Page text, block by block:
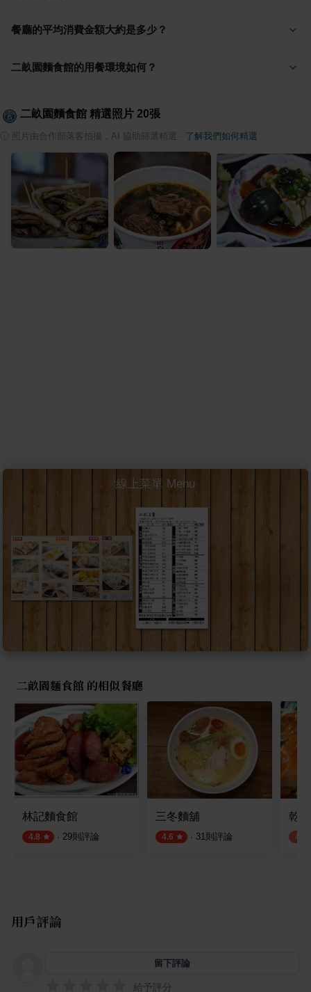
餐廳的平均消費金額大約是多少？
二畝園麵食館的用餐環境如何？
二畝園麵食館 精選照片 20張
照片由合作部落客拍攝，AI 協助篩選精選 了解我們如何精選
線上菜單 Menu
二畝園麵食館 的相似餐廳
林記麵食館
4.8 · 29則評論
三冬麵舖
4.6 · 31則評論
乾
4.0
用戶評論
留下評論
給予評分